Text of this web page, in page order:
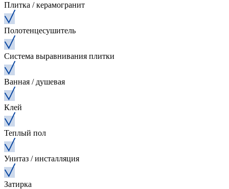
Плитка / керамогранит
Полотенцесушитель
Система выравнивания плитки
Ванная / душевая
Клей
Теплый пол
Унитаз / инсталляция
Затирка